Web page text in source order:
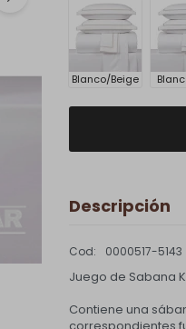
Blanco/Beige
Descripción
0000517-5143
Juego de Sabana
Contiene una